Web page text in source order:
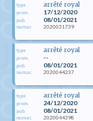
type arrêté royal
prom. 17/12/2020
pub. 08/01/2021
numac 2020031739
type arrêté royal
prom. --
pub. 08/01/2021
numac 2020044237
type arrêté royal
prom. 24/12/2020
pub. 08/01/2021
numac 2020044398